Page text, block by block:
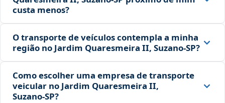
custa menos?
O transporte de veículos contempla a minha
região no Jardim Quaresmeira II, Suzano‑SP?
Como escolher uma empresa de transporte
veicular no Jardim Quaresmeira II,
Suzano‑SP?